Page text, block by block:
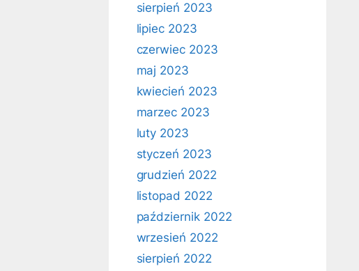
sierpień 2023
lipiec 2023
czerwiec 2023
maj 2023
kwiecień 2023
marzec 2023
luty 2023
styczeń 2023
grudzień 2022
listopad 2022
październik 2022
wrzesień 2022
sierpień 2022